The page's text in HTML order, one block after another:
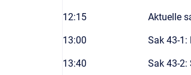
12:15 Aktuelle
13:00 Sak 43-
13:40 Sak 43-